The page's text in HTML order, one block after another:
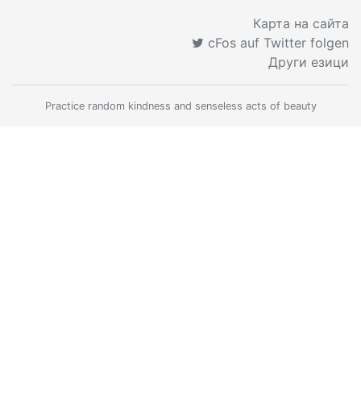
Карта на сайта
cFos auf Twitter folgen
Други езици
Practice random kindness and senseless acts of beauty